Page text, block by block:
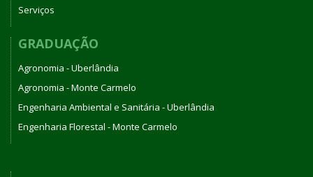
Serviços
GRADUAÇÃO
Agronomia - Uberlândia
Agronomia - Monte Carmelo
Engenharia Ambiental e Sanitária - Uberlândia
Engenharia Florestal - Monte Carmelo